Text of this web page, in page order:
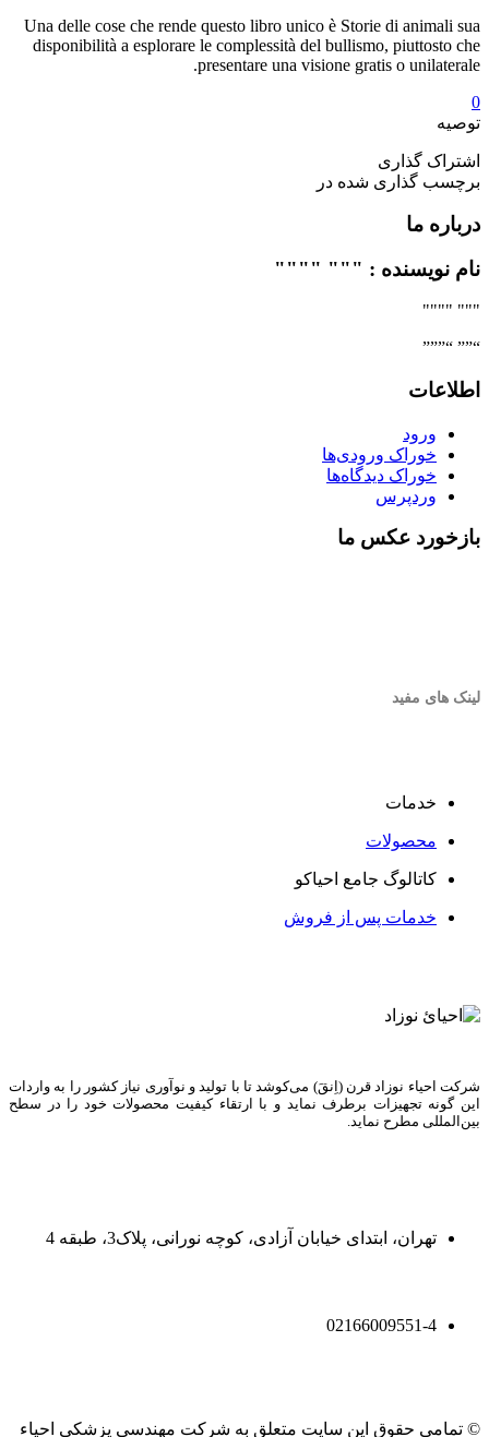
Una delle cose che rende questo libro unico è Storie di animali sua
disponibilità a esplorare le complessità del bullismo, piuttosto che
presentare una visione gratis o unilaterale.
0
توصیه
اشتراک گذاری
برچسب گذاری شده در
درباره ما
نام نویسنده : """ """"
""" """"
“”” “”””
اطلاعات
ورود
خوراک ورودی‌ها
خوراک دیدگاه‌ها
وردپرس
بازخورد عکس ما
لینک های مفید
خدمات
محصولات
کاتالوگ جامع احیاکو
خدمات پس از فروش
شرکت احیاء نوزاد قرن (اِنقَ) می‌کوشد تا با تولید و نوآوری نیاز کشور را به واردات
این گونه تجهیزات برطرف نماید و با ارتقاء کیفیت محصولات خود را در سطح
بین‌المللی مطرح نماید.
تهران، ابتدای خیابان آزادی، کوچه نورانی، پلاک3، طبقه 4
02166009551-4
© تمامی حقوق این سایت متعلق به شرکت مهندسی پزشکی احیاء